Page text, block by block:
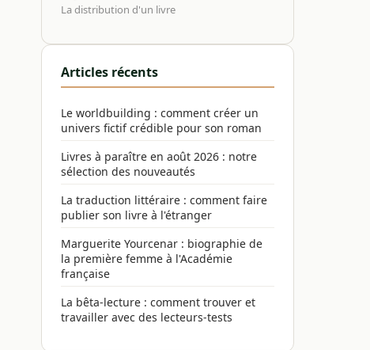
La distribution d'un livre
Articles récents
Le worldbuilding : comment créer un
univers fictif crédible pour son roman
Livres à paraître en août 2026 : notre
sélection des nouveautés
La traduction littéraire : comment faire
publier son livre à l'étranger
Marguerite Yourcenar : biographie de
la première femme à l'Académie
française
La bêta-lecture : comment trouver et
travailler avec des lecteurs-tests